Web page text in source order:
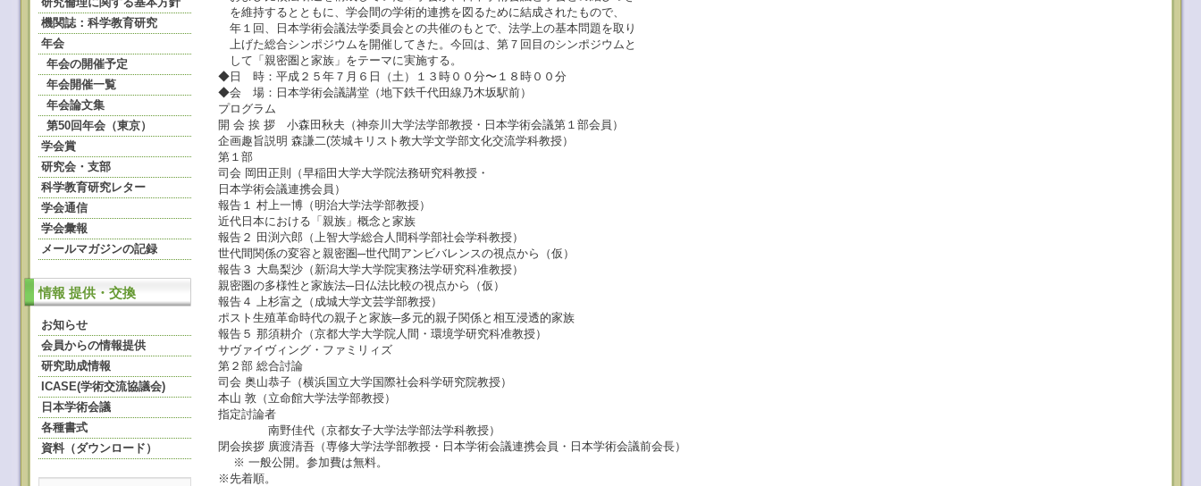
機関誌：科学教育研究
年会
年会の開催予定
年会開催一覧
年会論文集
第50回年会（東京）
学会賞
研究会・支部
科学教育研究レター
学会通信
学会彙報
メールマガジンの記録
情報 提供・交換
お知らせ
会員からの情報提供
研究助成情報
ICASE(学術交流協議会)
日本学術会議
各種書式
資料（ダウンロード）
を維持するとともに、学会間の学術的連携を図るために結成されたもので、
年１回、日本学術会議法学委員会との共催のもとで、法学上の基本問題を取り
上げた総合シンポジウムを開催してきた。今回は、第７回目のシンポジウムと
して「親密圏と家族」をテーマに実施する。
◆日 時：平成２５年７月６日（土）１３時００分〜１８時００分
◆会 場：日本学術会議講堂（地下鉄千代田線乃木坂駅前）
プログラム
開 会 挨 拶 小森田秋夫（神奈川大学法学部教授・日本学術会議第１部会員）
企画趣旨説明 森謙二(茨城キリスト教大学文学部文化交流学科教授）
第１部
司会 岡田正則（早稲田大学大学院法務研究科教授・
日本学術会議連携会員）
報告１ 村上一博（明治大学法学部教授）
近代日本における「親族」概念と家族
報告２ 田渕六郎（上智大学総合人間科学部社会学科教授）
世代間関係の変容と親密圏─世代間アンビバレンスの視点から（仮）
報告３ 大島梨沙（新潟大学大学院実務法学研究科准教授）
親密圏の多様性と家族法─日仏法比較の視点から（仮）
報告４ 上杉富之（成城大学文芸学部教授）
ポスト生殖革命時代の親子と家族─多元的親子関係と相互浸透的家族
報告５ 那須耕介（京都大学大学院人間・環境学研究科准教授）
サヴァイヴィング・ファミリィズ
第２部 総合討論
司会 奥山恭子（横浜国立大学国際社会科学研究院教授）
本山 敦（立命館大学法学部教授）
指定討論者
南野佳代（京都女子大学法学部法学科教授）
閉会挨拶 廣渡清吾（専修大学法学部教授・日本学術会議連携会員・日本学術会議前会長）
※ 一般公開。参加費は無料。
※先着順。